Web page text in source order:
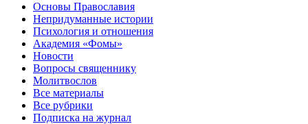
Основы Православия
Непридуманные истории
Психология и отношения
Академия «Фомы»
Новости
Вопросы священнику
Молитвослов
Все материалы
Все рубрики
Подписка на журнал